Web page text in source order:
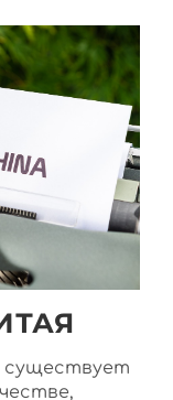
существует